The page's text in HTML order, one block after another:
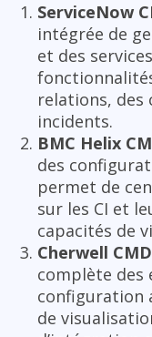
ServiceNow
intégrée de
et des
relations, des
incidents.
BMC Helix
des
permet de
sur les CI et
capacités de
Cherwell
complète des
configuration
de